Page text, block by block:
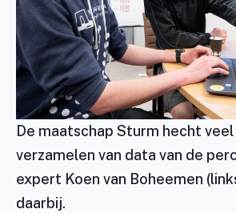
De maatschap Sturm hecht
verzamelen van data van de
expert Koen van Boheemen
daarbij.